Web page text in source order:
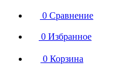
0 Сравнение
0 Избранное
0 Корзина